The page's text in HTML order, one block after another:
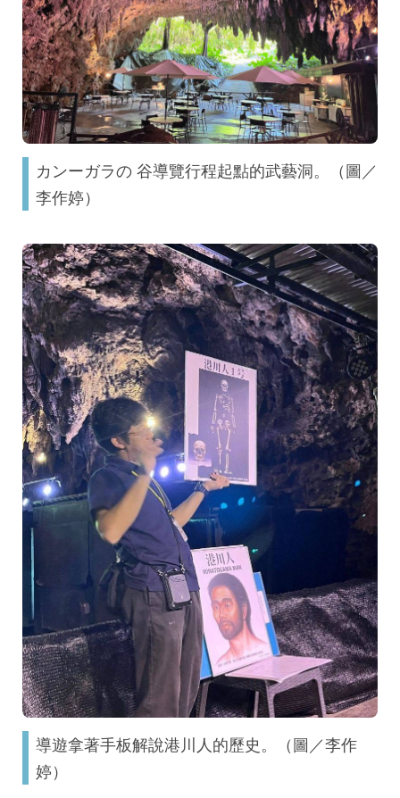
カンーガラの 谷導覽行程起點的武藝洞。（圖／
李作婷）
導遊拿著手板解說港川人的歷史。（圖／李作
婷）